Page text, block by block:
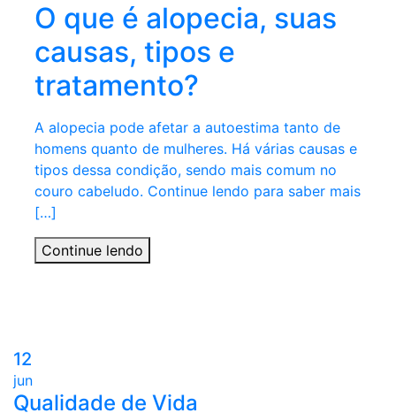
O que é alopecia, suas
causas, tipos e
tratamento?
A alopecia pode afetar a autoestima tanto de
homens quanto de mulheres. Há várias causas e
tipos dessa condição, sendo mais comum no
couro cabeludo. Continue lendo para saber mais
[…]
Continue lendo
12
jun
Qualidade de Vida